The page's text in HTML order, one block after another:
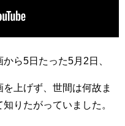
ら5日たった5月2日、
上げず、世間は何故ま
りたがっていました。